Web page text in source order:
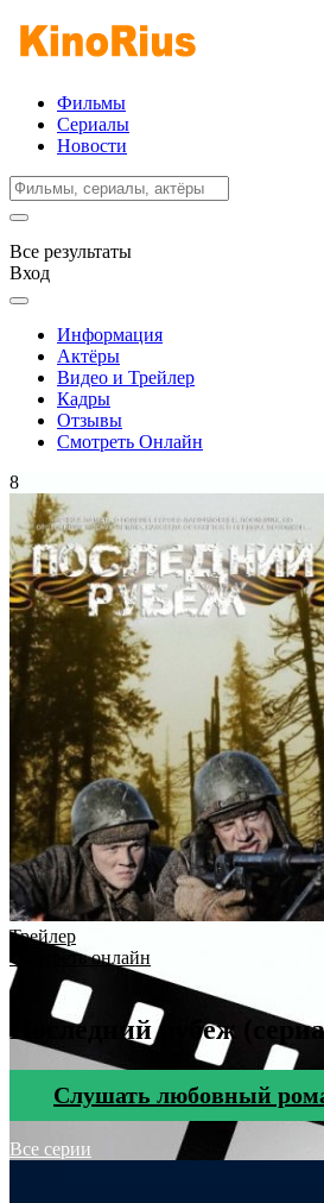
Фильмы
Сериалы
Новости
Все результаты
Вход
Информация
Актёры
Видео и Трейлер
Кадры
Отзывы
Смотреть Онлайн
8
Трейлер
Смотреть онлайн
Последний рубеж
Cлушать любовный
Все серии